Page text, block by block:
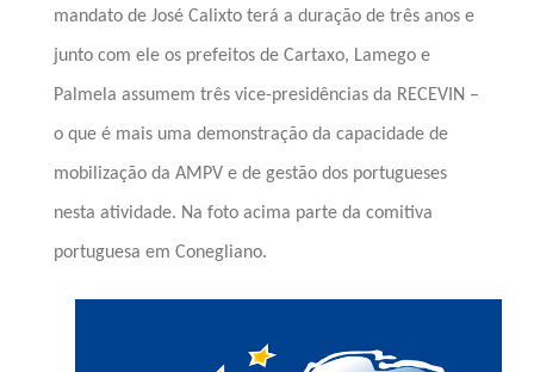
mandato de José Calixto terá a duração de três anos e
junto com ele os prefeitos de Cartaxo, Lamego e
Palmela assumem três vice-presidências da RECEVIN –
o que é mais uma demonstração da capacidade de
mobilização da AMPV e de gestão dos portugueses
nesta atividade. Na foto acima parte da comitiva
portuguesa em Conegliano.